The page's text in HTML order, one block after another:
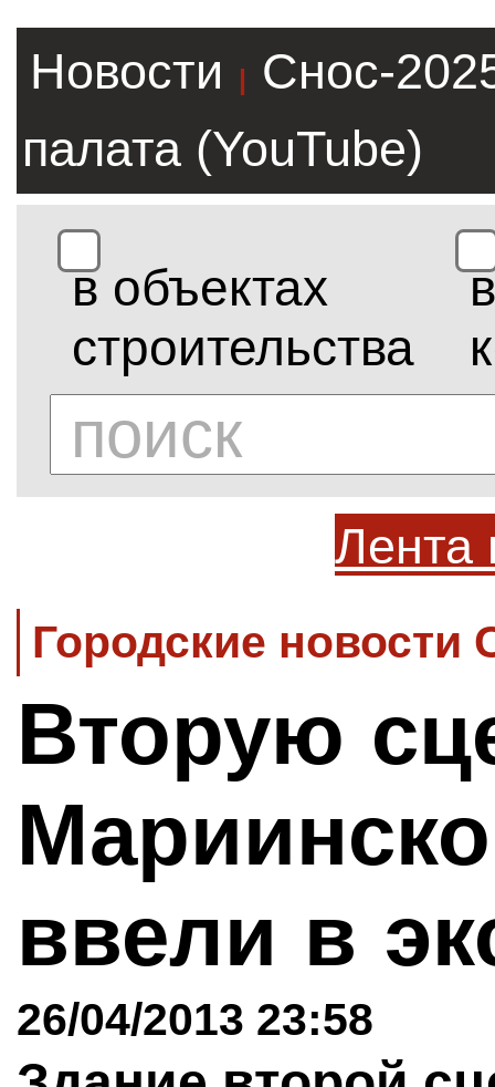
Новости |
Снос-
палата (YouTube)
в объектах
строительства
в
Лента
Городские новости
Вторую
ввели в
26/04/2013 23:58